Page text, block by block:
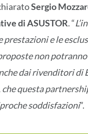
Sergio
di ASUSTOR. “
prestazioni e le
non
dai rivenditori di
questa
soddisfazioni”.